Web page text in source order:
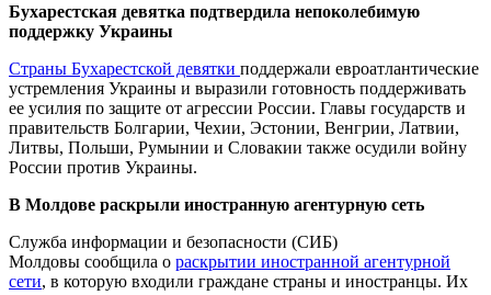
Бухарестская девятка подтвердила непоколебимую
поддержку Украины
Страны Бухарестской девятки поддержали евроатлантические
устремления Украины и выразили готовность поддерживать
ее усилия по защите от агрессии России. Главы государств и
правительств Болгарии, Чехии, Эстонии, Венгрии, Латвии,
Литвы, Польши, Румынии и Словакии также осудили войну
России против Украины.
В Молдове раскрыли иностранную агентурную сеть
Служба информации и безопасности (СИБ)
Молдовы сообщила о раскрытии иностранной агентурной
сети, в которую входили граждане страны и иностранцы. Их